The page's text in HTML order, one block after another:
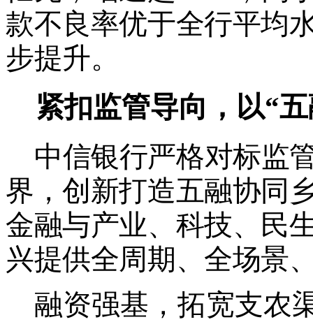
款不良率优于全行平均
步提升。
紧扣监管导向，以“
中信银行严格对标监
界，创新打造五融协同
金融与产业、科技、民
兴提供全周期、全场景
融资强基，拓宽支农